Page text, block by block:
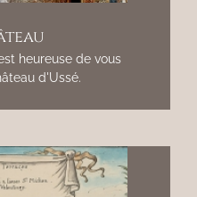
heureuse de vous
d'Ussé.